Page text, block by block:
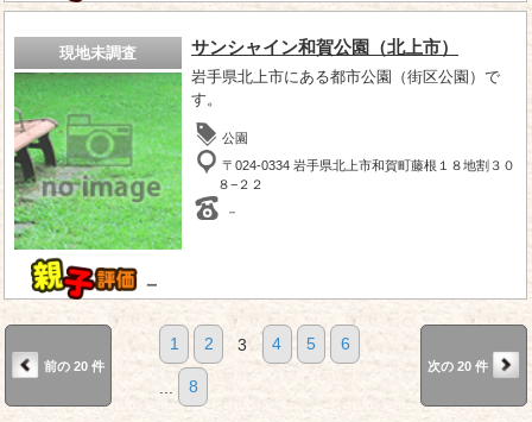
現地未調査
－
サンシャイン和賀公園（北上市）
岩手県北上市にある都市公園（街区公園）で
す。
公園
〒024-0334 岩手県北上市和賀町藤根１８地割３０
８−２２
－
前の 20 件
1 2 3 4 5 6
8
次の 20 件